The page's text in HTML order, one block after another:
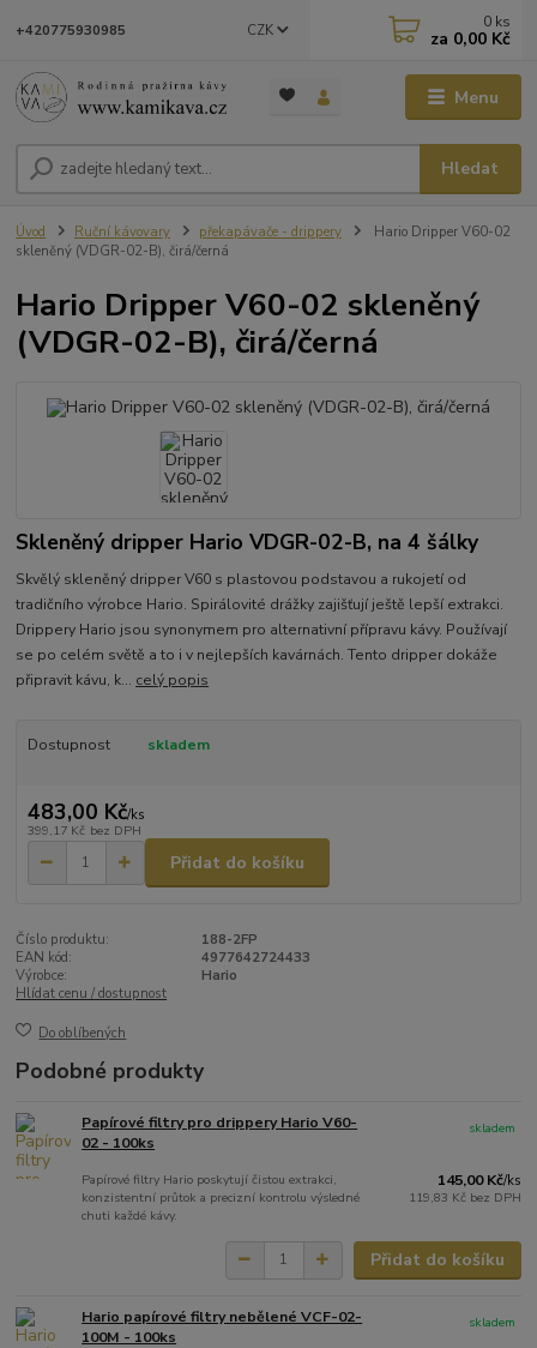
Menu
CZK
Hledat
+420775930985 0 ks
za 0,00 Kč
Úvod Ruční kávovary překapávače - drippery
Hario Dripper V60-02
skleněný (VDGR-02-B), čirá/černá
Hario Dripper V60-02 skleněný
(VDGR-02-B), čirá/černá
Skleněný dripper Hario VDGR-02-B, na 4 šálky
Skvělý skleněný dripper V60 s plastovou podstavou a rukojetí od
tradičního výrobce Hario. Spirálovité drážky zajišťují ještě lepší extrakci.
Drippery Hario jsou synonymem pro alternativní přípravu kávy. Používají
se po celém světě a to i v nejlepších kavárnách. Tento dripper dokáže
připravit kávu, k... celý popis
Dostupnost skladem
483,00 Kč/ks
399,17 Kč bez DPH
Přidat do košíku
Číslo produktu:
188-2FP
EAN kód:
4977642724433
Výrobce:
Hario
Hlídat cenu / dostupnost
Do oblíbených
Podobné produkty
Papírové filtry pro drippery Hario V60-
02 - 100ks
Papírové filtry Hario poskytují čistou extrakci,
konzistentní průtok a precizní kontrolu výsledné
chuti každé kávy.
145,00 Kč/ks
119,83 Kč bez DPH
skladem
Přidat do košíku
Hario papírové filtry nebělené VCF-02-
100M - 100ks
skladem